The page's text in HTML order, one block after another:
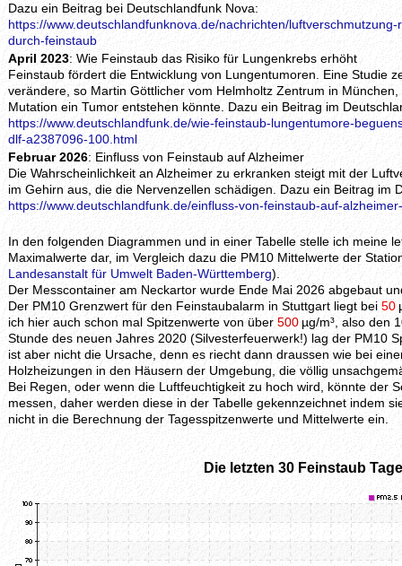
Dazu ein Beitrag bei Deutschlandfunk Nova:
https://www.deutschlandfunknova.de/nachrichten/
durch-feinstaub
April 2023: Wie Feinstaub das Risiko für Lungenkrebs erhöht
Feinstaub fördert die Entwicklung von Lungentumoren. Eine Studie
verändere, so Martin Göttlicher vom Helmholtz Zentrum in
Mutation ein Tumor entstehen könnte. Dazu ein Beitrag im
https://www.deutschlandfunk.de/wie-feinstaub-lungentumore-
dlf-a2387096-100.html
Februar 2026: Einfluss von Feinstaub auf Alzheimer
Die Wahrscheinlichkeit an Alzheimer zu erkranken steigt mit der
im Gehirn aus, die die Nervenzellen schädigen. Dazu ein Beitrag im
https://www.deutschlandfunk.de/einfluss-von-feinstaub-auf-
In den folgenden Diagrammen und in einer Tabelle stelle ich meine
Maximalwerte dar, im Vergleich dazu die PM10 Mittelwerte der
Landesanstalt für Umwelt Baden-Württemberg).
Der Messcontainer am Neckartor wurde Ende Mai 2026 abgebaut
Der PM10 Grenzwert für den Feinstaubalarm in Stuttgart liegt bei 50
ich hier auch schon mal Spitzenwerte von über 500 µg/m³, also den
Stunde des neuen Jahres 2020 (Silvesterfeuerwerk!) lag der PM10
ist aber nicht die Ursache, denn es riecht dann draussen wie bei
Holzheizungen in den Häusern der Umgebung, die völlig
Bei Regen, oder wenn die Luftfeuchtigkeit zu hoch wird, könnte der
messen, daher werden diese in der Tabelle gekennzeichnet indem
nicht in die Berechnung der Tagesspitzenwerte und Mittelwerte ein.
Die letzten 30 Feinstaub